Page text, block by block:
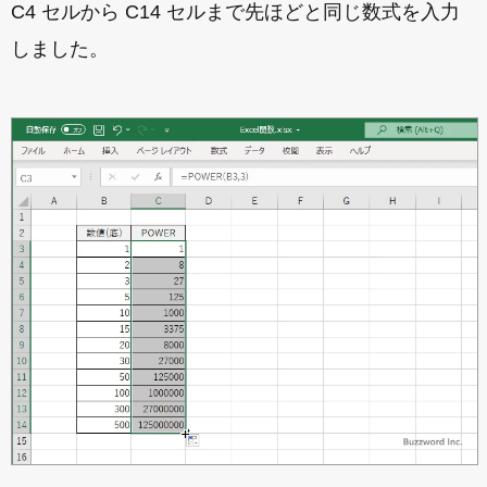
C4 セルから C14 セルまで先ほどと同じ数式を入力
しました。